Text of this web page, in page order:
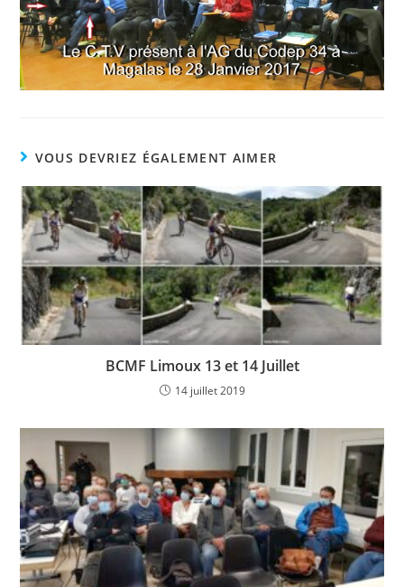
VOUS DEVRIEZ ÉGALEMENT AIMER
BCMF Limoux 13 et 14 Juillet
14 juillet 2019